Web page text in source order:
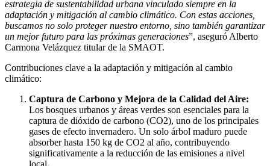
estrategia de sustentabilidad urbana vinculado siempre en la
adaptación y mitigación al cambio climático. Con estas acciones,
buscamos no solo proteger nuestro entorno, sino también garantizar
un mejor futuro para las próximas generaciones”, aseguró Alberto
Carmona Velázquez titular de la SMAOT.
Contribuciones clave a la adaptación y mitigación al cambio
climático:
Captura de Carbono y Mejora de la Calidad del Aire:
Los bosques urbanos y áreas verdes son esenciales para la
captura de dióxido de carbono (CO2), uno de los principales
gases de efecto invernadero. Un solo árbol maduro puede
absorber hasta 150 kg de CO2 al año, contribuyendo
significativamente a la reducción de las emisiones a nivel